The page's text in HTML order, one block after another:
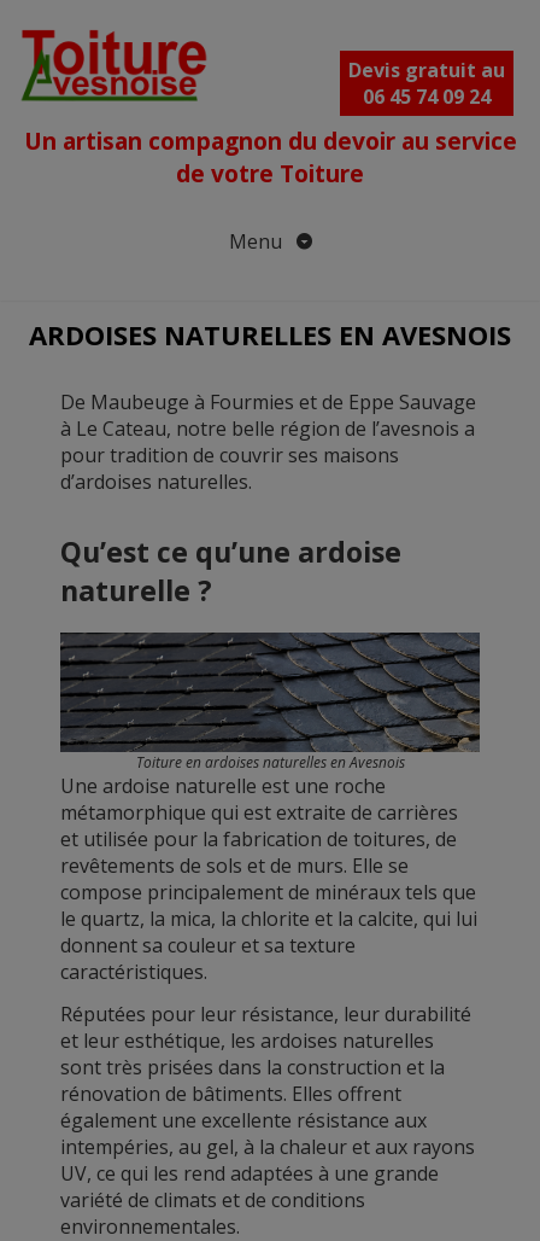
contenu
Un artisan compagnon du devoir au service
de votre Toiture
Devis gratuit au
06 45 74 09 24
Menu
ARDOISES NATURELLES EN AVESNOIS
De Maubeuge à Fourmies et de Eppe Sauvage
à Le Cateau, notre belle région de l’avesnois a
pour tradition de couvrir ses maisons
d’ardoises naturelles.
Qu’est ce qu’une ardoise
naturelle ?
Toiture en ardoises naturelles en Avesnois
Une ardoise naturelle est une roche
métamorphique qui est extraite de carrières
et utilisée pour la fabrication de toitures, de
revêtements de sols et de murs. Elle se
compose principalement de minéraux tels que
le quartz, la mica, la chlorite et la calcite, qui lui
donnent sa couleur et sa texture
caractéristiques.
Réputées pour leur résistance, leur durabilité
et leur esthétique, les ardoises naturelles
sont très prisées dans la construction et la
rénovation de bâtiments. Elles offrent
également une excellente résistance aux
intempéries, au gel, à la chaleur et aux rayons
UV, ce qui les rend adaptées à une grande
variété de climats et de conditions
environnementales.